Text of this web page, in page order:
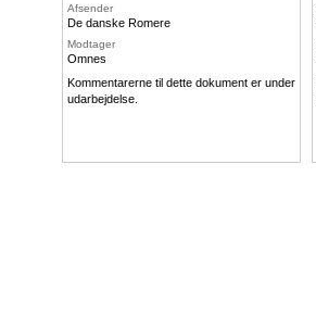
Afsender
De danske Romere
Modtager
Omnes
Kommentarerne til dette dokument er under
udarbejdelse.